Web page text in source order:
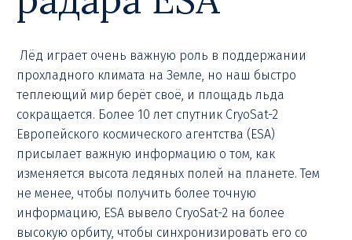
Лёд играет очень важную роль в поддержании
прохладного климата на Земле, но наш быстро
теплеющий мир берёт своё, и площадь льда
сокращается. Более 10 лет спутник CryoSat-2
Европейского космического агентства (ESA)
присылает важную информацию о том, как
изменяется высота ледяных полей на планете. Тем
не менее, чтобы получить более точную
информацию, ESA вывело CryoSat-2 на более
высокую орбиту, чтобы синхронизировать его со